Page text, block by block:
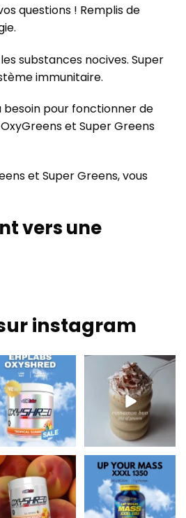
questions ! Remplis de
substances nocives. Super
immunitaire.
besoin pour fonctionner de
et Super Greens
et Super Greens, vous
vers une
instagram
Faible teneur en
grasses et
150 mg de...
0 2
Nourrissant, riche en
protéines et parfait
pour...
2 0
ma pêche
cette graisse
! 🍑🔥...
1 0
Up Your Mass XXXL
1350 = protéines +
BCAA pour la...
1 0